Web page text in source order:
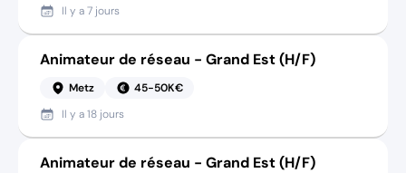
Il y a7 jours
Animateur de réseau - Grand Est (H/F)
Metz
45-50K€
Il y a18 jours
Animateur de réseau - Grand Est (H/F)